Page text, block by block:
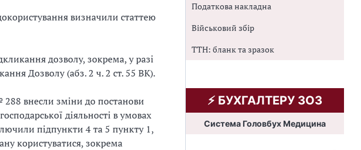
визначили статтею
дозволу, зокрема, у разі
Дозволу (абз. 2 ч. 2 ст. 55 ВК).
внесли зміни до постанови
діяльності в умовах
підпункти 4 та 5 пункту 1,
користуватися, зокрема
Податкова накладна
Військовий збір
ТТН: бланк та зразок
⚡️ БУХГАЛТЕРУ ЗОЗ
Система Головбух Медицина